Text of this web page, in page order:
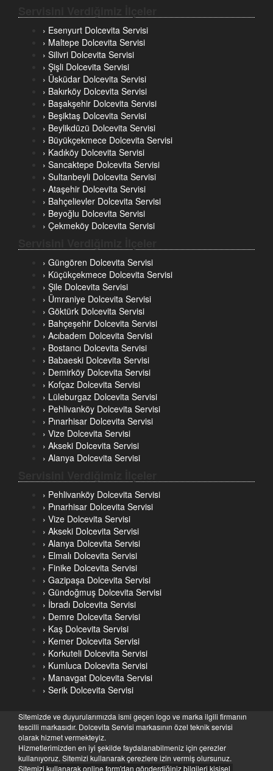
› Esenyurt Dolcevita Servisi
› Maltepe Dolcevita Servisi
› Silivri Dolcevita Servisi
› Şişli Dolcevita Servisi
› Üsküdar Dolcevita Servisi
› Bakırköy Dolcevita Servisi
› Başakşehir Dolcevita Servisi
› Beşiktaş Dolcevita Servisi
› Beylikdüzü Dolcevita Servisi
› Büyükçekmece Dolcevita Servisi
› Kadıköy Dolcevita Servisi
› Sancaktepe Dolcevita Servisi
› Sultanbeyli Dolcevita Servisi
› Ataşehir Dolcevita Servisi
› Bahçelievler Dolcevita Servisi
› Beyoğlu Dolcevita Servisi
› Çekmeköy Dolcevita Servisi
› Güngören Dolcevita Servisi
› Küçükçekmece Dolcevita Servisi
› Şile Dolcevita Servisi
› Ümraniye Dolcevita Servisi
› Göktürk Dolcevita Servisi
› Bahçeşehir Dolcevita Servisi
› Acıbadem Dolcevita Servisi
› Bostancı Dolcevita Servisi
› Babaeski Dolcevita Servisi
› Demirköy Dolcevita Servisi
› Kofçaz Dolcevita Servisi
› Lüleburgaz Dolcevita Servisi
› Pehlivanköy Dolcevita Servisi
› Pınarhisar Dolcevita Servisi
› Vize Dolcevita Servisi
› Akseki Dolcevita Servisi
› Alanya Dolcevita Servisi
› Pehlivanköy Dolcevita Servisi
› Pınarhisar Dolcevita Servisi
› Vize Dolcevita Servisi
› Akseki Dolcevita Servisi
› Alanya Dolcevita Servisi
› Elmalı Dolcevita Servisi
› Finike Dolcevita Servisi
› Gazipaşa Dolcevita Servisi
› Gündoğmuş Dolcevita Servisi
› İbradı Dolcevita Servisi
› Demre Dolcevita Servisi
› Kaş Dolcevita Servisi
› Kemer Dolcevita Servisi
› Korkuteli Dolcevita Servisi
› Kumluca Dolcevita Servisi
› Manavgat Dolcevita Servisi
› Serik Dolcevita Servisi
Sitemizde ve duyurularımızda ismi geçen logo ve marka ilgili firmanın
tescilli markasıdır. Dolcevita Servisi markasının özel teknik servisi
olarak hizmet vermekteyiz.
Hizmetlerimizden en iyi şekilde faydalanabilmeniz için çerezler
kullanıyoruz. Sitemizi kullanarak çerezlere izin vermiş olursunuz.
Sitemizi kullanarak online form'dan gönderdiğiniz bilgileri kişisel